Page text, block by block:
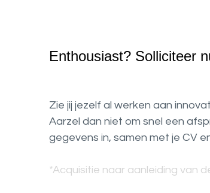
Enthousiast? Solliciteer
Zie jij jezelf al werken aan
Aarzel dan niet om snel een
gegevens in, samen met je CV
*Acquisitie naar aanleiding van